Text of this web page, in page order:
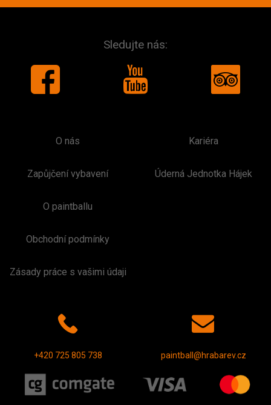
Sledujte nás:
O nás
Zapůjčení vybavení
O paintballu
Obchodní podmínky
Zásady práce s vašimi údaji
Kariéra
Úderná Jednotka Hájek
+420 725 805 738 paintball@hrabarev.cz